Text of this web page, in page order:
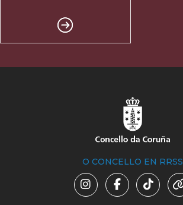
O CONCELLO EN RRSS